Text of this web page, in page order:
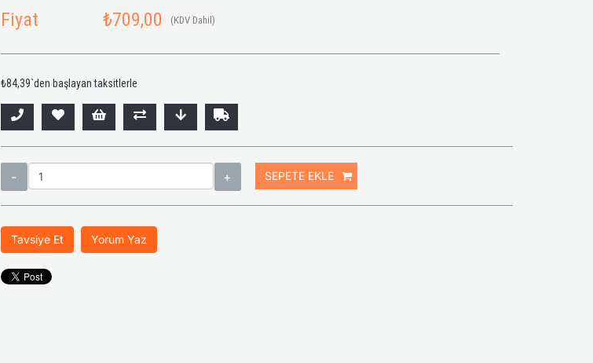
Fiyat ₺709,00 (KDV Dahil)
₺84,39`den başlayan taksitlerle
Tavsiye Et Yorum Yaz